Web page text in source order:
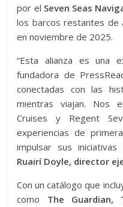
por el Seven Seas
los barcos restantes de
en noviembre de 2025.
“Esta alianza es una
fundadora de
conectadas con las
mientras viajan. Nos
Cruises y Regent
experiencias de
impulsar sus
Ruairí Doyle, director
Con un catálogo que
como The Guardian,